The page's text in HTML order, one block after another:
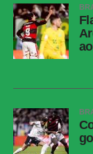
COMENTE
Twitter
Messenger